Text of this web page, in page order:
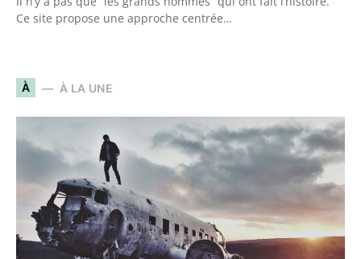
Ce site propose une approche centrée…
À À LA UNE